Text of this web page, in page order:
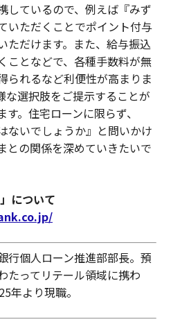
しているので、例えば『みず
いただくことでポイント付与
ただけます。また、給与振込
ことなどで、各種手数料が無
られるなど利便性が高まりま
な選択肢をご提示することが
。住宅ローンに限らず、
ないでしょうか』と問いかけ
との関係を深めていきたいで
について
個人ローン推進部部長。預
たってリテール領域に携わ
年より現職。